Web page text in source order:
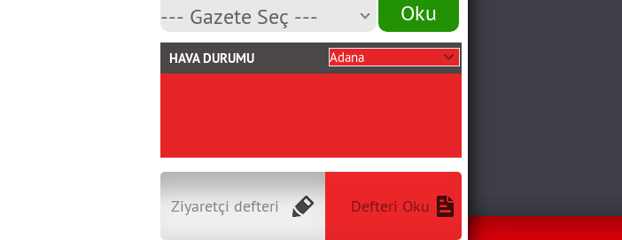
Oku
HAVA DURUMU
Ziyaretçi defteri Defteri Oku